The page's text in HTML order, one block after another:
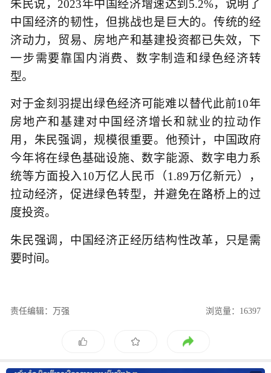
朱民说，2023年中国经济增速达到5.2%，说明了
中国经济的韧性，但挑战也是巨大的。传统的经
济动力，贸易、房地产和基建投资都已失效，下
一步需要靠国内消费、数字制造和绿色经济转
型。
对于金刻羽提出绿色经济可能难以替代此前10年
房地产和基建对中国经济增长和就业的拉动作
用，朱民强调，规模很重要。他预计，中国政府
今年将在绿色基础设施、数字能源、数字电力系
统等方面投入10万亿人民币（1.89万亿新元），
拉动经济，促进绿色转型，并避免在路桥上的过
度投资。
朱民强调，中国经济正经历结构性改革，只是需
要时间。
责任编辑：万强 浏览量：16397